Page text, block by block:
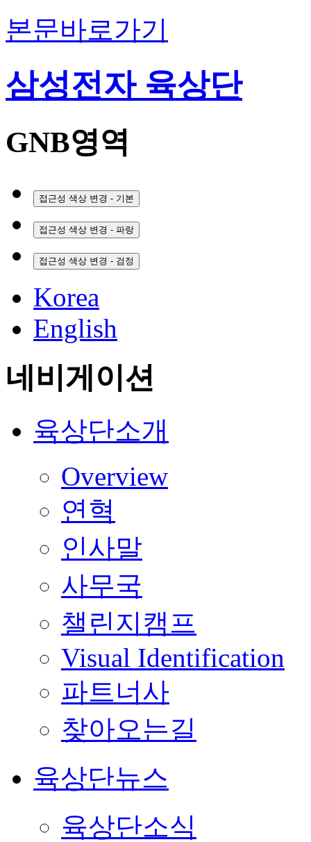
본문바로가기
삼성전자 육상단
GNB영역
접근성 색상 변경 - 기본
접근성 색상 변경 - 파랑
접근성 색상 변경 - 검정
Korea
English
네비게이션
육상단소개
Overview
연혁
인사말
사무국
챌린지캠프
Visual Identification
파트너사
찾아오는길
육상단뉴스
육상단소식